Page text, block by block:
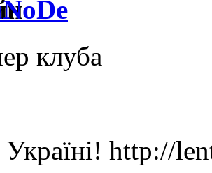
клуба
http://